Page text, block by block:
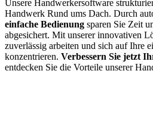
Unsere Handwerkersoftware
Handwerk Rund ums Dach. Durch
einfache Bedienung sparen Sie Zeit
abgesichert. Mit unserer innovativen
zuverlässig arbeiten und sich auf Ihre
konzentrieren. Verbessern Sie jetzt
entdecken Sie die Vorteile unserer